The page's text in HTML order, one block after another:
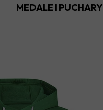
MEDALE I PUCHARY